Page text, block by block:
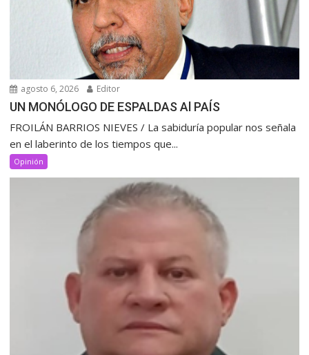
agosto 6, 2026 Editor
UN MONÓLOGO DE ESPALDAS Al PAÍS
FROILÁN BARRIOS NIEVES / La sabiduría popular nos señala
en el laberinto de los tiempos que...
Opinión